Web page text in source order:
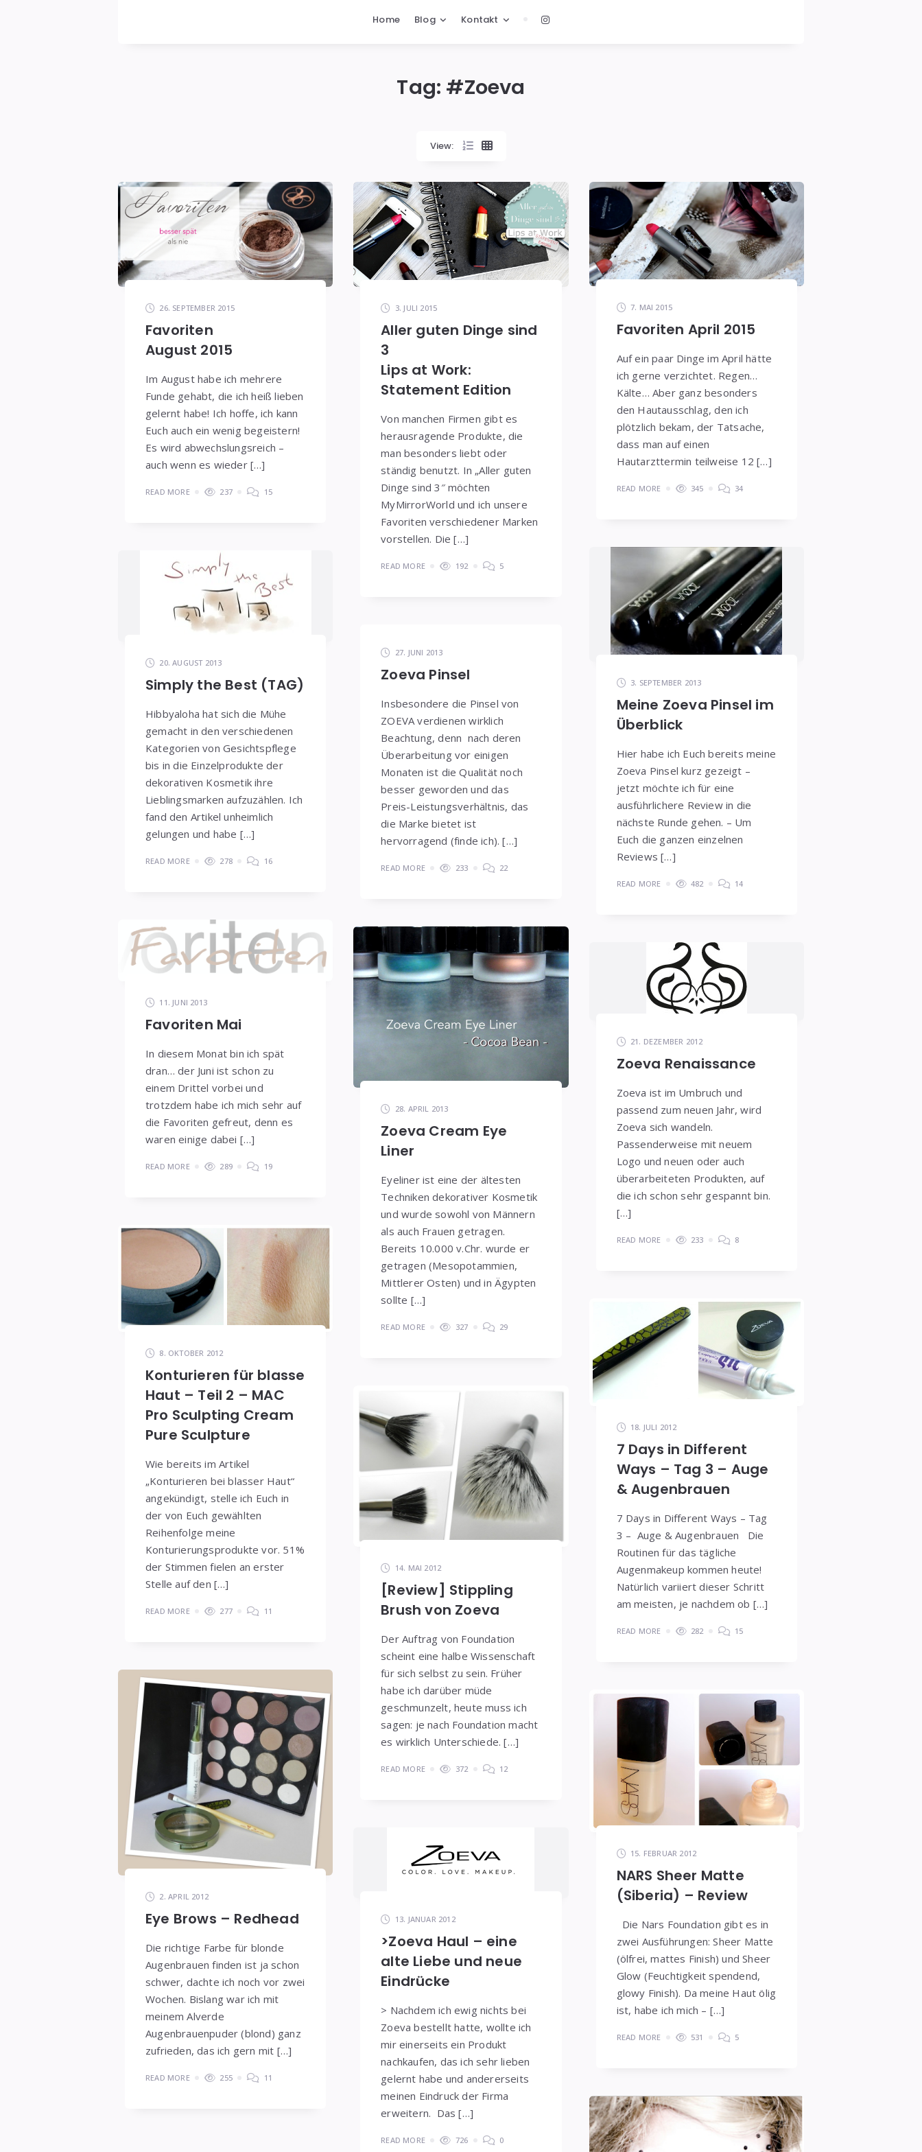
Home Blog Kontakt
Tag: #Zoeva
View:
26. SEPTEMBER 2015
Favoriten
August 2015
Im August habe ich mehrere
Funde gehabt, die ich heiß lieben
gelernt habe! Ich hoffe, ich kann
Euch auch ein wenig begeistern!
Es wird abwechslungsreich –
auch wenn es wieder […]
READ MORE 237 15
3. JULI 2015
Aller guten Dinge sind
3
Lips at Work:
Statement Edition
Von manchen Firmen gibt es
herausragende Produkte, die
man besonders liebt oder
ständig benutzt. In „Aller guten
Dinge sind 3″ möchten
MyMirrorWorld und ich unsere
Favoriten verschiedener Marken
vorstellen. Die […]
READ MORE 192 5
7. MAI 2015
Favoriten April 2015
Auf ein paar Dinge im April hätte
ich gerne verzichtet. Regen…
Kälte… Aber ganz besonders
den Hautausschlag, den ich
plötzlich bekam, der Tatsache,
dass man auf einen
Hautarzttermin teilweise 12 […]
READ MORE 345 34
3. SEPTEMBER 2013
Meine Zoeva Pinsel im
Überblick
Hier habe ich Euch bereits meine
Zoeva Pinsel kurz gezeigt –
jetzt möchte ich für eine
ausführlichere Review in die
nächste Runde gehen. – Um
Euch die ganzen einzelnen
Reviews […]
READ MORE 482 14
20. AUGUST 2013
Simply the Best (TAG)
Hibbyaloha hat sich die Mühe
gemacht in den verschiedenen
Kategorien von Gesichtspflege
bis in die Einzelprodukte der
dekorativen Kosmetik ihre
Lieblingsmarken aufzuzählen. Ich
fand den Artikel unheimlich
gelungen und habe […]
READ MORE 278 16
27. JUNI 2013
Zoeva Pinsel
Insbesondere die Pinsel von
ZOEVA verdienen wirklich
Beachtung, denn nach deren
Überarbeitung vor einigen
Monaten ist die Qualität noch
besser geworden und das
Preis-Leistungsverhältnis, das
die Marke bietet ist
hervorragend (finde ich). […]
READ MORE 233 22
11. JUNI 2013
Favoriten Mai
In diesem Monat bin ich spät
dran… der Juni ist schon zu
einem Drittel vorbei und
trotzdem habe ich mich sehr auf
die Favoriten gefreut, denn es
waren einige dabei […]
READ MORE 289 19
28. APRIL 2013
Zoeva Cream Eye
Liner
Eyeliner ist eine der ältesten
Techniken dekorativer Kosmetik
und wurde sowohl von Männern
als auch Frauen getragen.
Bereits 10.000 v.Chr. wurde er
getragen (Mesopotammien,
Mittlerer Osten) und in Ägypten
sollte […]
READ MORE 327 29
21. DEZEMBER 2012
Zoeva Renaissance
Zoeva ist im Umbruch und
passend zum neuen Jahr, wird
Zoeva sich wandeln.
Passenderweise mit neuem
Logo und neuen oder auch
überarbeiteten Produkten, auf
die ich schon sehr gespannt bin.
[…]
READ MORE 233 8
8. OKTOBER 2012
Konturieren für blasse
Haut – Teil 2 – MAC
Pro Sculpting Cream
Pure Sculpture
Wie bereits im Artikel
„Konturieren bei blasser Haut“
angekündigt, stelle ich Euch in
der von Euch gewählten
Reihenfolge meine
Konturierungsprodukte vor. 51%
der Stimmen fielen an erster
Stelle auf den […]
READ MORE 277 11
18. JULI 2012
7 Days in Different
Ways – Tag 3 – Auge
& Augenbrauen
7 Days in Different Ways – Tag
3 – Auge & Augenbrauen Die
Routinen für das tägliche
Augenmakeup kommen heute!
Natürlich variiert dieser Schritt
am meisten, je nachdem ob […]
READ MORE 282 15
14. MAI 2012
[Review] Stippling
Brush von Zoeva
Der Auftrag von Foundation
scheint eine halbe Wissenschaft
für sich selbst zu sein. Früher
habe ich darüber müde
geschmunzelt, heute muss ich
sagen: je nach Foundation macht
es wirklich Unterschiede. […]
READ MORE 372 12
2. APRIL 2012
Eye Brows – Redhead
Die richtige Farbe für blonde
Augenbrauen finden ist ja schon
schwer, dachte ich noch vor zwei
Wochen. Bislang war ich mit
meinem Alverde
Augenbrauenpuder (blond) ganz
zufrieden, das ich gern mit […]
READ MORE 255 11
15. FEBRUAR 2012
NARS Sheer Matte
(Siberia) – Review
Die Nars Foundation gibt es in
zwei Ausführungen: Sheer Matte
(ölfrei, mattes Finish) und Sheer
Glow (Feuchtigkeit spendend,
glowy Finish). Da meine Haut ölig
ist, habe ich mich – […]
READ MORE 531 5
13. JANUAR 2012
>Zoeva Haul – eine
alte Liebe und neue
Eindrücke
> Nachdem ich ewig nichts bei
Zoeva bestellt hatte, wollte ich
mir einerseits ein Produkt
nachkaufen, das ich sehr lieben
gelernt habe und andererseits
meinen Eindruck der Firma
erweitern. Das […]
READ MORE 726 0